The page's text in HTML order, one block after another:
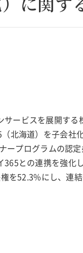
ービスを展開す
北海道）を子会
ープログラムの認
365との連携を強化
を52.3%にし、連結